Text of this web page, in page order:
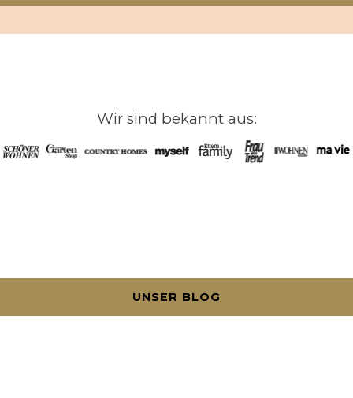
Wir sind bekannt aus:
UNSER BLOG